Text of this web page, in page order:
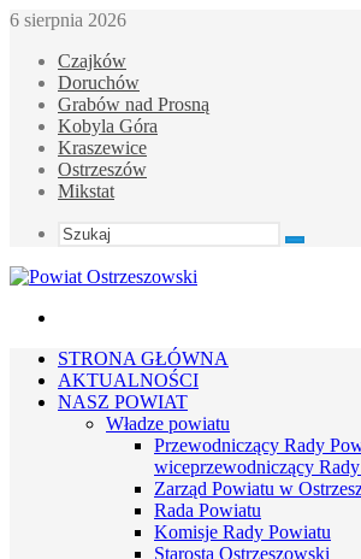
6 sierpnia 2026
Czajków
Doruchów
Grabów nad Prosną
Kobyla Góra
Kraszewice
Ostrzeszów
Mikstat
Szukaj
STRONA GŁÓWNA
AKTUALNOŚCI
NASZ POWIAT
Władze powiatu
Przewodniczący Rady
wiceprzewodniczący
Zarząd Powiatu w
Rada Powiatu
Komisje Rady Powiatu
Starosta Ostrzeszowski